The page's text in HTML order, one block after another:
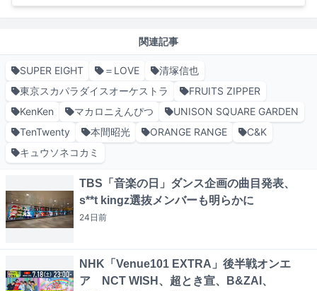
関連記事
SUPER EIGHT ＝LOVE
清塚信也
東京スカパラダイスオーケストラ
FRUITS ZIPPER
KenKen
マカロニえんぴつ
UNISON SQUARE GARDEN
TenTwenty
本間昭光 ORANGE RANGE
C&K
キュウソネコカミ
TBS「音楽の日」ダンス企画の曲目発表、
s**t kingz選抜メンバーも明らかに
24日前
NHK「Venue101 EXTRA」後半戦オンエ
ア NCT WISH、超とき宣、B&ZAI、